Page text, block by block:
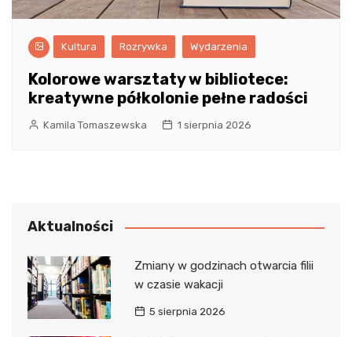
Kultura Rozrywka Wydarzenia
Kolorowe warsztaty w bibliotece:
kreatywne półkolonie pełne radości
Kamila Tomaszewska 1 sierpnia 2026
Aktualności
Zmiany w godzinach otwarcia filii
w czasie wakacji
5 sierpnia 2026